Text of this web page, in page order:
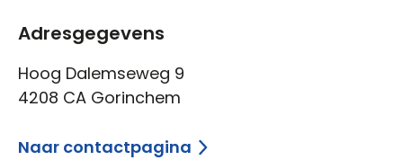
Adresgegevens
Hoog Dalemseweg 9
4208 CA Gorinchem
Naar contactpagina